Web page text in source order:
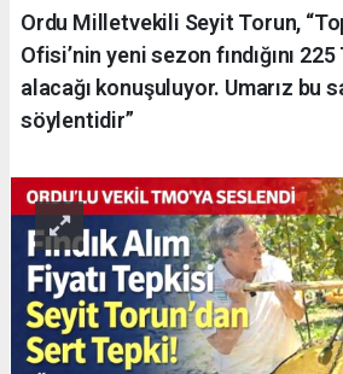
Ordu Milletvekili Seyit Torun,
Ofisi’nin yeni sezon fındığını
alacağı konuşuluyor. Umarız bu
söylentidir”